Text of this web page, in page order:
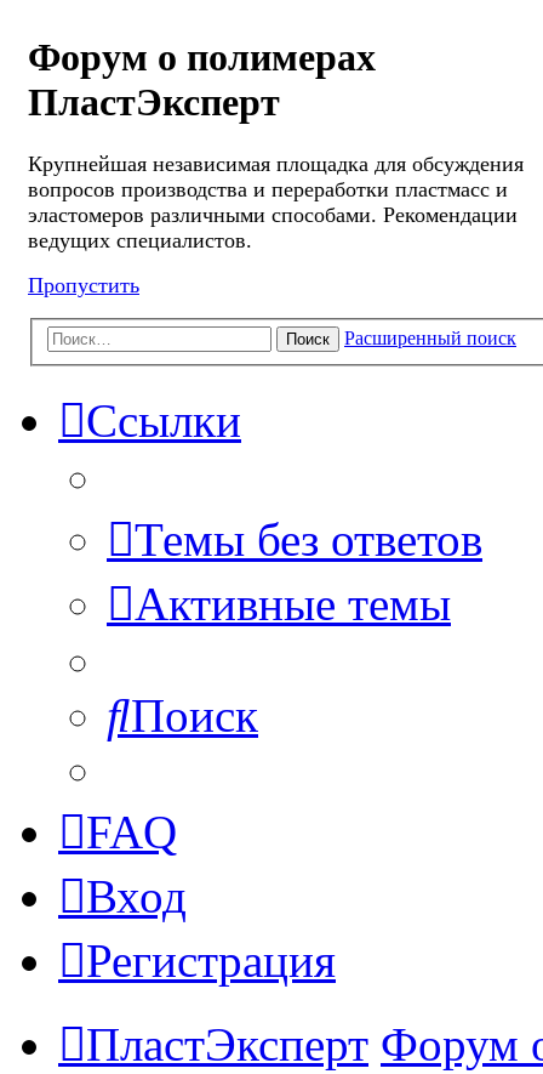
Форум о полимерах
ПластЭксперт
Крупнейшая независимая площадка для обсуждения
вопросов производства и переработки пластмасс и
эластомеров различными способами. Рекомендации
ведущих специалистов.
Пропустить
Поиск Расширенный поиск
Ссылки
Темы без ответов
Активные темы
Поиск
FAQ
Вход
Регистрация
ПластЭксперт Форум